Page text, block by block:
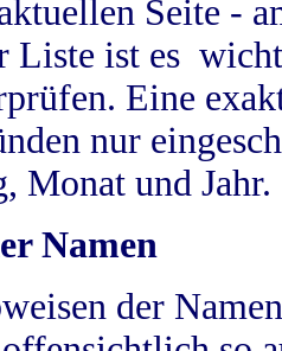
Seite -
Liste ist es
Eine
nur
Monat und Jahr.
Namen
der